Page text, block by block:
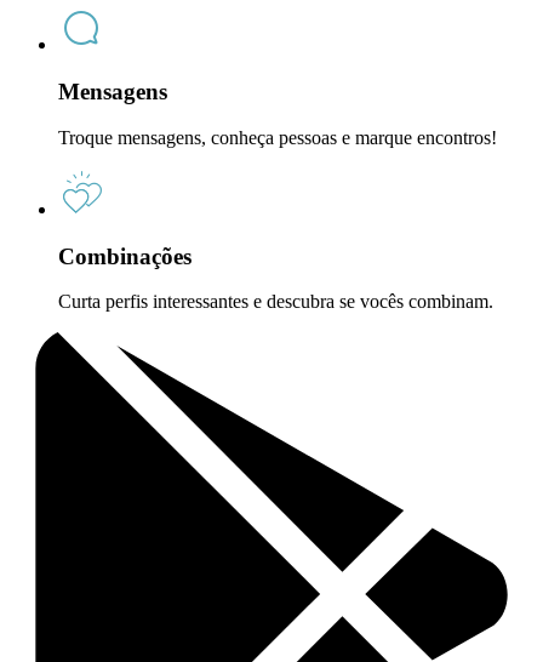
Mensagens
Troque mensagens, conheça pessoas e marque encontros!
Combinações
Curta perfis interessantes e descubra se vocês combinam.